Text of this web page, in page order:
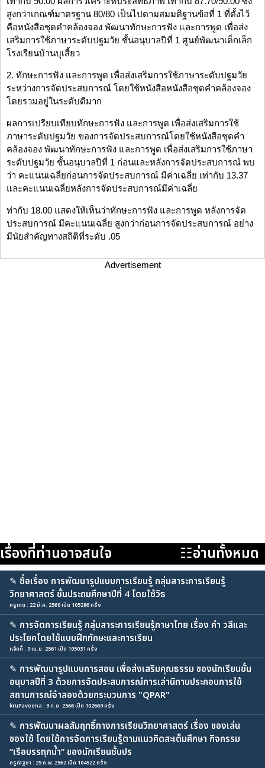
สูงกว่าเกณฑ์มาตรฐาน 80/80 เป็นไปตามสมมติฐานข้อที่ 1 ที่ตั้งไว้
คือหนังสือชุดคำคล้องจอง พัฒนาทักษะการฟัง และการพูด เพื่อส่ง
เสริมการใช้ภาษาระดับปฐมวัย ชั้นอนุบาลปีที่ 1 ศูนย์พัฒนาเด็กเล็ก
โรงเรียนบ้านบุเสี้ยว
2. ทักษะการฟัง และการพูด เพื่อส่งเสริมการใช้ภาษาระดับปฐมวัย
ระหว่างการจัดประสบการณ์ โดยใช้หนังสือหนังสือชุดคำคล้องจอง
โดยรวมอยู่ในระดับดีมาก
ผลการเปรียบเทียบทักษะการฟัง และการพูด เพื่อส่งเสริมการใช้
ภาษาระดับปฐมวัย ของการจัดประสบการณ์โดยใช้หนังสือชุดคำ
คล้องจอง พัฒนาทักษะการฟัง และการพูด เพื่อส่งเสริมการใช้ภาษา
ระดับปฐมวัย ชั้นอนุบาลปีที่ 1 ก่อนและหลังการจัดประสบการณ์ พบ
ว่า คะแนนเฉลี่ยก่อนการจัดประสบการณ์ มีค่าเฉลี่ย เท่ากับ 13.37
และคะแนนเฉลี่ยหลังการจัดประสบการณ์มีค่าเฉลี่ย
ท่ากับ 18.00 แสดงให้เห็นว่าทักษะการฟัง และการพูด หลังการจัด
ประสบการณ์ มีคะแนนเฉลี่ย สูงกว่าก่อนการจัดประสบการณ์ อย่าง
มีนัยสำคัญทางสถิติที่ระดับ .05
Advertisement
เรื่องที่ท่านอาจสนใจ ☷อ่านทั้งหมด
✎ ชื่อเรื่อง การพัฒนารูปแบบการเรียนรู้ กลุ่มสาระการเรียนรู้
วิทยาศาสตร์ ชั้นประถมศึกษาปีที่ 4 โดยใช้วิธ
ครูเกด : 22 มี.ค. 2560 เปิด 105286 ครั้ง
✎ การจัดการเรียนรู้ กลุ่มสาระการเรียนรู้ภาษาไทย เรื่อง คำ วลีและ
ประโยคโดยใช้แบบฝึกทักษะและการเรียน
แจ็คกี้ : 9 เม.ย. 2561 เปิด 105031 ครั้ง
✎ การพัฒนารูปแบบการสอน เพื่อส่งเสริมคุณธรรม ของนักเรียนชั้น
อนุบาลปีที่ 3 ด้วยการจัดประสบการณ์การเล่านิทานประกอบการใช้
สถานการณ์จำลองด้วยกระบวนการ "QPAR"
kruPaveena : 3 ก.ย. 2566 เปิด 102669 ครั้ง
✎ การพัฒนาผลสัมฤทธิ์ทางการเรียนวิทยาศาสตร์ เรื่อง ของเล่น
ของใช้ โดยใช้การจัดการเรียนรู้ตามแนวคิดสะเต็มศึกษา กิจกรรม
“เรือบรรทุกน้ำ” ของนักเรียนชั้นปร
ครูณัฐชา : 25 ก.พ. 2562 เปิด 104522 ครั้ง